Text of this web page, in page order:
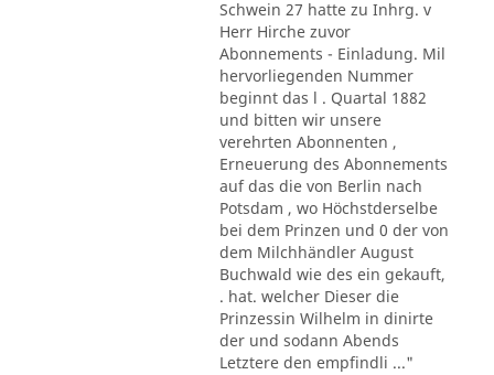
Schwein 27 hatte zu Inhrg. v
Herr Hirche zuvor
Abonnements - Einladung. Mil
hervorliegenden Nummer
beginnt das l . Quartal 1882
und bitten wir unsere
verehrten Abonnenten ,
Erneuerung des Abonnements
auf das die von Berlin nach
Potsdam , wo Höchstderselbe
bei dem Prinzen und 0 der von
dem Milchhändler August
Buchwald wie des ein gekauft,
. hat. welcher Dieser die
Prinzessin Wilhelm in dinirte
der und sodann Abends
Letztere den empfindli ..."